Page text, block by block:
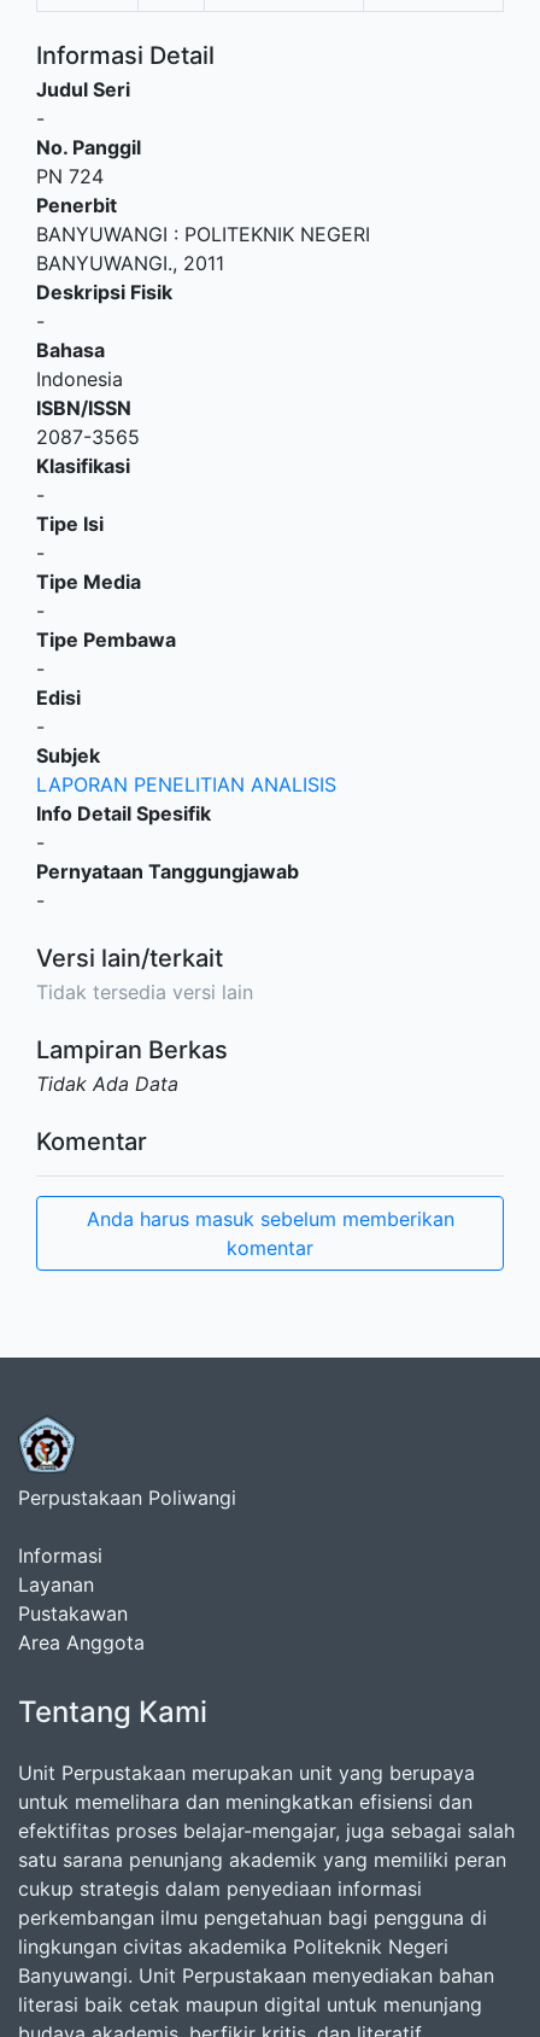
Informasi Detail
Judul Seri
-
No. Panggil
PN 724
Penerbit
BANYUWANGI : POLITEKNIK NEGERI
BANYUWANGI., 2011
Deskripsi Fisik
-
Bahasa
Indonesia
ISBN/ISSN
2087-3565
Klasifikasi
-
Tipe Isi
-
Tipe Media
-
Tipe Pembawa
-
Edisi
-
Subjek
LAPORAN PENELITIAN ANALISIS
Info Detail Spesifik
-
Pernyataan Tanggungjawab
-
Versi lain/terkait
Tidak tersedia versi lain
Lampiran Berkas
Tidak Ada Data
Komentar
Anda harus masuk sebelum memberikan
komentar
Perpustakaan Poliwangi
Informasi
Layanan
Pustakawan
Area Anggota
Tentang Kami
Unit Perpustakaan merupakan unit yang berupaya
untuk memelihara dan meningkatkan efisiensi dan
efektifitas proses belajar-mengajar, juga sebagai salah
satu sarana penunjang akademik yang memiliki peran
cukup strategis dalam penyediaan informasi
perkembangan ilmu pengetahuan bagi pengguna di
lingkungan civitas akademika Politeknik Negeri
Banyuwangi. Unit Perpustakaan menyediakan bahan
literasi baik cetak maupun digital untuk menunjang